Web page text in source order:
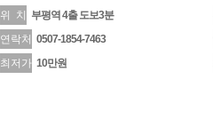
위 치
부평역 4출 도보3분
연락처 0507-1854-7463
최저가 10만원